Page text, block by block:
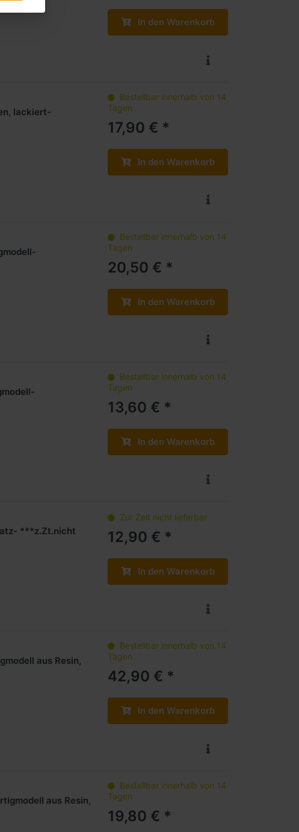
In den Warenkorb
lackiert-
Bestellbar innerhalb von 14
Tagen
17,90 € *
In den Warenkorb
Bestellbar innerhalb von 14
Tagen
20,50 € *
In den Warenkorb
Bestellbar innerhalb von 14
Tagen
13,60 € *
In den Warenkorb
***z.Zt.nicht
Zur Zeit nicht lieferbar
12,90 € *
In den Warenkorb
aus Resin,
Bestellbar innerhalb von 14
Tagen
42,90 € *
In den Warenkorb
aus Resin,
Bestellbar innerhalb von 14
Tagen
19,80 € *